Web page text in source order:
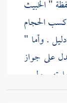
" الخبيث
الحجام
. وأما "
على جواز
. وليس